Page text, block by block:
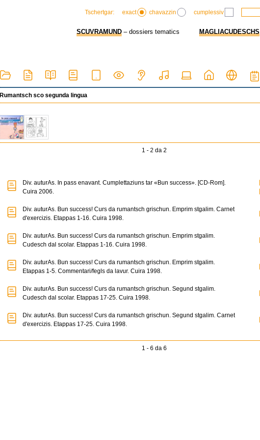
Tschertgar: exact chavazzin cumplessiv
SCUVRAMUND – dossiers tematics MAGLIACUDESCHS
Rumantsch sco segunda lingua
1 - 2 da 2
Div. auturAs. In pass enavant. Cumplettaziuns tar «Bun success». [CD-Rom].
Cuira 2006.
Div. auturAs. Bun success! Curs da rumantsch grischun. Emprim stgalim. Carnet
d'exercizis. Etappas 1-16. Cuira 1998.
Div. auturAs. Bun success! Curs da rumantsch grischun. Emprim stgalim.
Cudesch dal scolar. Etappas 1-16. Cuira 1998.
Div. auturAs. Bun success! Curs da rumantsch grischun. Emprim stgalim.
Etappas 1-5. Commentari/fegls da lavur. Cuira 1998.
Div. auturAs. Bun success! Curs da rumantsch grischun. Segund stgalim.
Cudesch dal scolar. Etappas 17-25. Cuira 1998.
Div. auturAs. Bun success! Curs da rumantsch grischun. Segund stgalim. Carnet
d'exercizis. Etappas 17-25. Cuira 1998.
1 - 6 da 6